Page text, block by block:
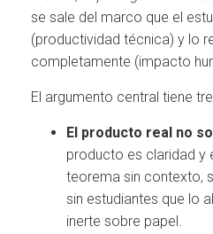
se sale del marco que el
(productividad técnica) y lo
completamente (impacto
El argumento central tiene
El producto real no
producto es claridad y
teorema sin contexto,
sin estudiantes que lo
inerte sobre papel.